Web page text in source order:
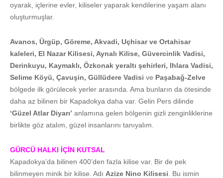
oyarak, içlerine evler, kiliseler yaparak kendilerine yaşam alanı
oluşturmuşlar.
Avanos, Ürgüp, Göreme, Akvadi, Uçhisar ve Ortahisar
kaleleri, El Nazar Kilisesi, Aynalı Kilise, Güvercinlik Vadisi,
Derinkuyu, Kaymaklı, Özkonak yeraltı şehirleri, Ihlara Vadisi,
Selime Köyü, Çavuşin, Güllüdere Vadisi ve Paşabağ-Zelve
bölgede ilk görülecek yerler arasında. Ama bunların da ötesinde
daha az bilinen bir Kapadokya daha var. Gelin Pers dilinde
‘Güzel Atlar Diyarı’ anlamına gelen bölgenin gizli zenginliklerine
birlikte göz atalım, güzel insanlarını tanıyalım.
GÜRCÜ HALKI İÇİN KUTSAL
Kapadokya’da bilinen 400’den fazla kilise var. Bir de pek
bilinmeyen minik bir kilise. Adı Azize Nino Kilisesi . Bu ismin